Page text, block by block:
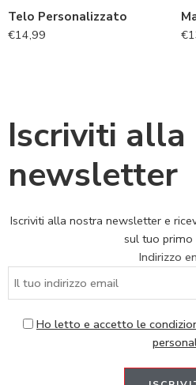
Telo Personalizzato
€14,99
€
Iscriviti alla
newsletter
Iscriviti alla nostra newsletter e
sul tuo primo
Indirizzo
Ho letto e accetto le